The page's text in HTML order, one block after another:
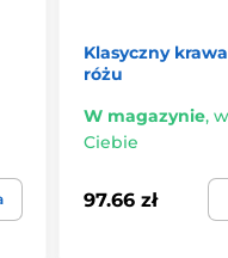
Klasyczny
różu
W magazynie,
Ciebie
97.66 zł